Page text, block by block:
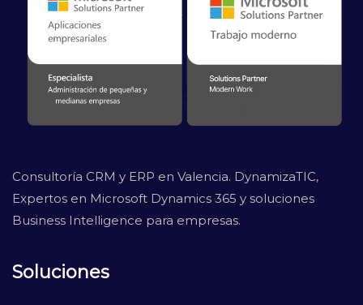
Consultoría CRM y ERP en Valencia. DynamizaTIC,
Expertos en Microsoft Dynamics 365 y soluciones
Business Intelligence para empresas.
Soluciones